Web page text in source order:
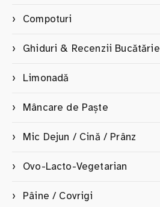
Compoturi
Ghiduri & Recenzii Bucătărie
Limonadă
Mâncare de Paște
Mic Dejun / Cină / Prânz
Ovo-Lacto-Vegetarian
Pâine / Covrigi